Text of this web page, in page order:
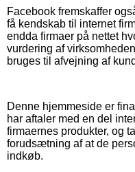
Facebook fremskaffer
få kendskab til internet
endda firmaer på nettet
vurdering af
bruges til afvejning af
Denne hjemmeside er
har aftaler med en del
firmaernes produkter, og
forudsætning af at de
indkøb.